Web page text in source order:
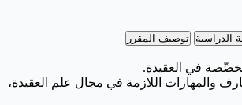
الدراسية توصيف المقرر
في العقيدة.
والمهارات اللازمة في مجال علم العقيدة،